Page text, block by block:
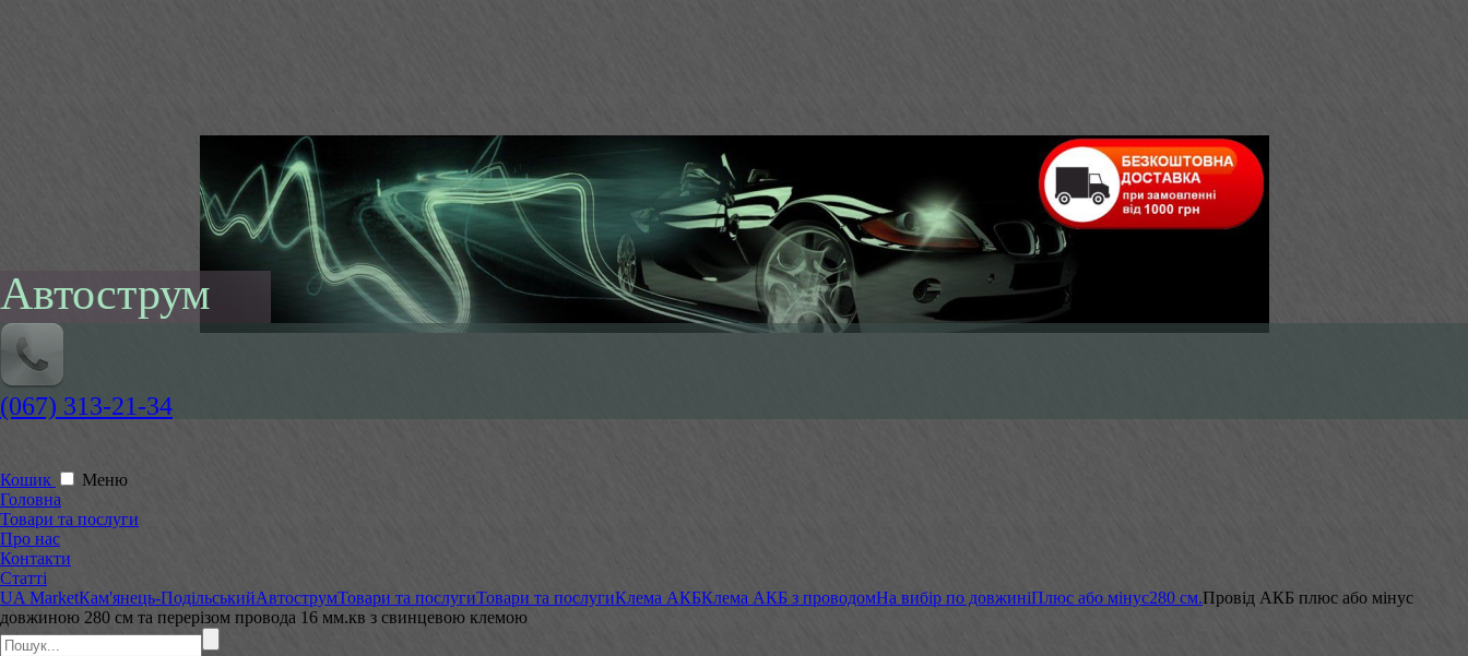
Автострум
(067) 313-21-34
Кошик
Меню
Головна
Товари та послуги
Про нас
Контакти
Статті
UA MarketКам'янець-ПодільськийАвтострумТовари та послугиТовари та послугиКлема АКБКлема АКБ з проводомНа вибір по довжиніПлюс або мінус280 см.Провід АКБ плюс або мінус
довжиною 280 см та перерізом провода 16 мм.кв з свинцевою клемою